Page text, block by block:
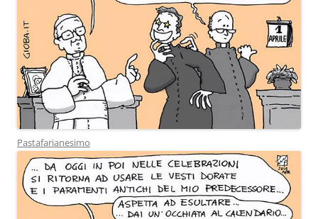
Pastafarianesimo